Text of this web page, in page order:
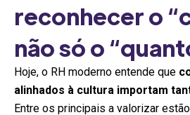
reconhecer o
não só o
Hoje, o RH moderno entende que
alinhados à cultura importam
Entre os principais a valorizar